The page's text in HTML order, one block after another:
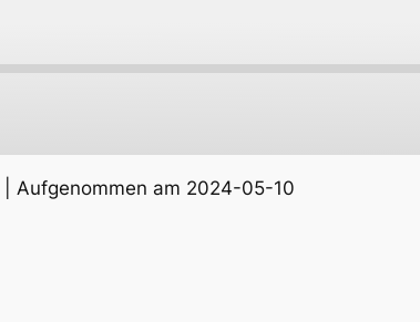
Spotify
Aufgenommen am 2024-05-10